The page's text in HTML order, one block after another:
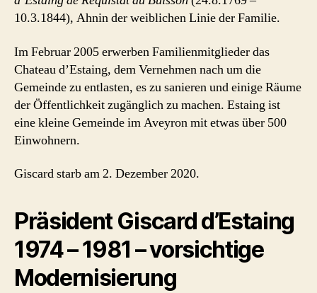
10.3.1844), Ahnin der weiblichen Linie der Familie.
Im Februar 2005 erwerben Familienmitglieder das
Chateau d’Estaing, dem Vernehmen nach um die
Gemeinde zu entlasten, es zu sanieren und einige Räume
der Öffentlichkeit zugänglich zu machen. Estaing ist
eine kleine Gemeinde im Aveyron mit etwas über 500
Einwohnern.
Giscard starb am 2. Dezember 2020.
Präsident Giscard d’Estaing
1974 – 1981 – vorsichtige
Modernisierung